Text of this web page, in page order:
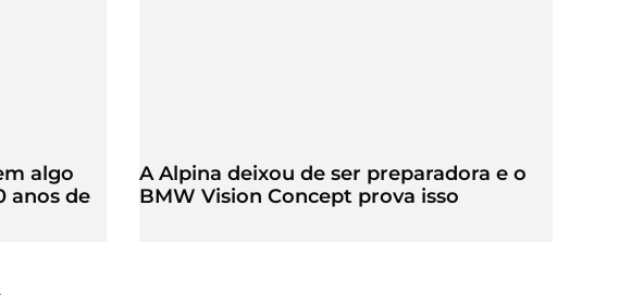
algo
anos de
A Alpina deixou de ser preparadora e o
BMW Vision Concept prova isso